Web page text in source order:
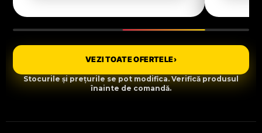
VEZI TOATE OFERTELE›
Stocurile și prețurile se pot modifica. Verifică produsul
înainte de comandă.